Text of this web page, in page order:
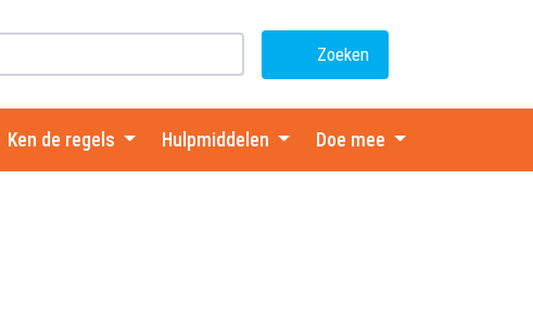
Zoeken
Ken de regels Hulpmiddelen Doe mee